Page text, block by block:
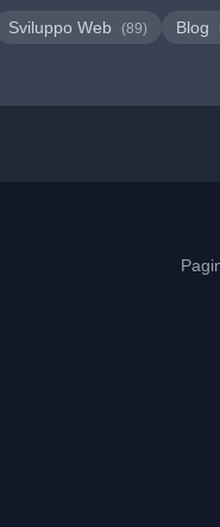
Sviluppo Web (89) Blog